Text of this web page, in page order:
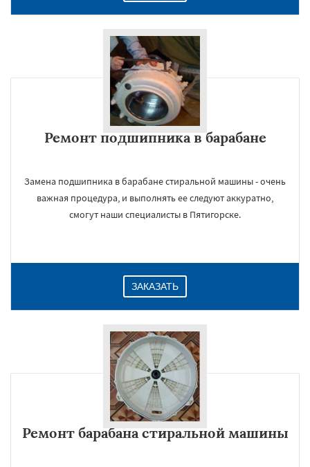
Ремонт подшипника в барабане
Замена подшипника в барабане стиральной машины - очень
важная процедура, и выполнять ее следуют аккуратно,
смогут наши специалисты в Пятигорске.
ЗАКАЗАТЬ
Ремонт барабана стиральной машины